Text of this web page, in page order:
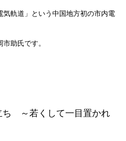
気軌道」という中国地方初の市内電
助氏です。
ち ～若くして一目置かれ